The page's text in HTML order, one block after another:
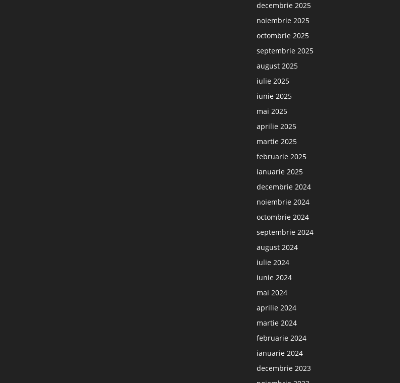
decembrie 2025
noiembrie 2025
octombrie 2025
septembrie 2025
august 2025
iulie 2025
iunie 2025
mai 2025
aprilie 2025
martie 2025
februarie 2025
ianuarie 2025
decembrie 2024
noiembrie 2024
octombrie 2024
septembrie 2024
august 2024
iulie 2024
iunie 2024
mai 2024
aprilie 2024
martie 2024
februarie 2024
ianuarie 2024
decembrie 2023